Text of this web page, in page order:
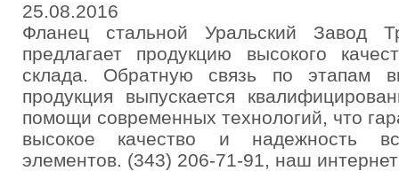
25.08.2016
Фланец стальной Уральский Завод
предлагает продукцию высокого
склада. Обратную связь по этапам
продукция выпускается
помощи современных технологий, что
высокое качество и надежность
элементов. (343) 206-71-91, наш